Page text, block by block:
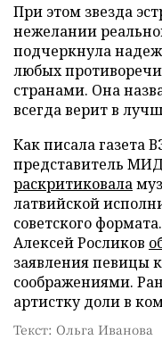
При этом звезда
нежелании
подчеркнула
любых
странами. Она
всегда верит в
Как писала газета
представитель
раскритиковала
латвийской
советского
Алексей Росликов
заявления певицы
соображениями.
артистку доли в
Текст: Ольга Иванова